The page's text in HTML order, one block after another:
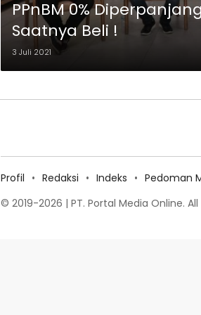
PPnBM 0%
Saatnya Beli !
3 Juli 2021
Profil Redaksi Indeks Pedoman
© 2019-2026 | PT. Portal Media Online. All